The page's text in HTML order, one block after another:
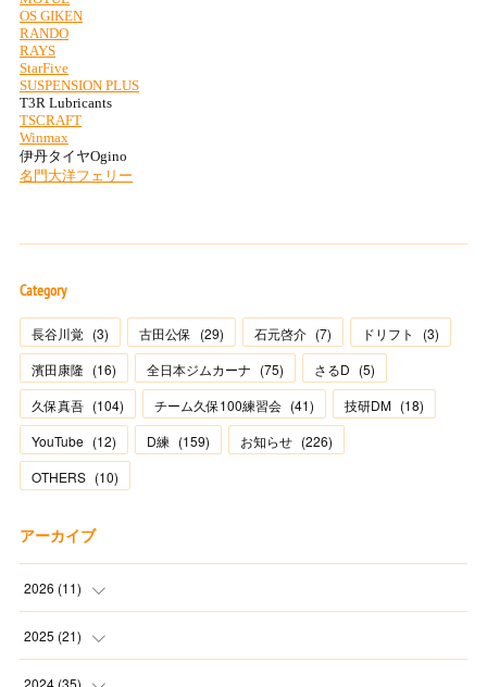
Category
長谷川覚 (3) 古田公保 (29) 石元啓介 (7) ドリフト (3)
濱田康隆 (16) 全日本ジムカーナ (75) さるD (5)
久保真吾 (104) チーム久保100練習会 (41) 技研DM (18)
YouTube (12) D練 (159) お知らせ (226)
OTHERS (10)
アーカイブ
2026 (11)
(2
(1
2025 (21)
(1